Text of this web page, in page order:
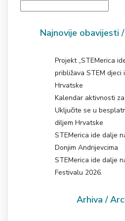
Najnovije obavijesti
Projekt „STEMerica
približava STEM djeci
Hrvatske
Kalendar aktivnosti
Uključite se u
diljem Hrvatske
STEMerica ide dalje
Donjim Andrijevcima
STEMerica ide dalje
Festivalu 2026.
Arhiva /